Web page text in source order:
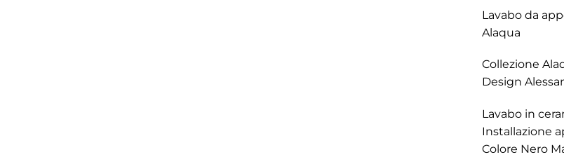
Lavabo da
Alaqua
Collezione
Design
Lavabo in
Installazione
Colore Nero